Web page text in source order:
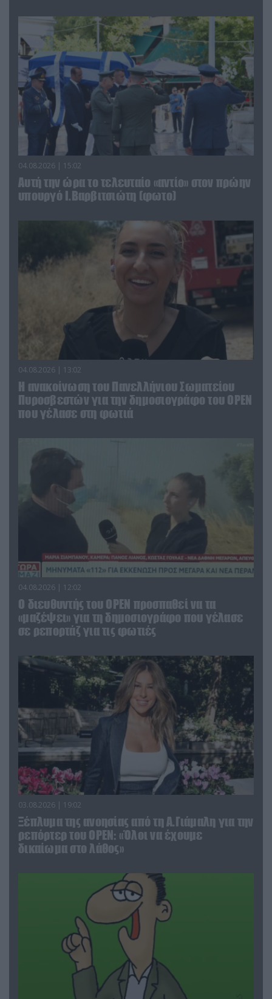
04.08.2026 | 15:02
Αυτή την ώρα το τελευταίο «αντίο» στον πρώην
υπουργό Ι.Βαρβιτσιώτη (φωτο)
04.08.2026 | 13:02
Η ανακοίνωση του Πανελλήνιου Σωματείου
Πυροσβεστών για την δημοσιογράφο του OPEN
που γέλασε στη φωτιά
04.08.2026 | 12:02
O διευθυντής του OPEN προσπαθεί να τα
«μαζέψει» για τη δημοσιογράφο που γέλασε
σε ρεπορτάζ για τις φωτιές
03.08.2026 | 19:02
Ξέπλυμα της ανοησίας από τη Α.Γιάμαλη για την
ρεπόρτερ του ΟΡΕΝ: «Όλοι να έχουμε
δικαίωμα στο λάθος»